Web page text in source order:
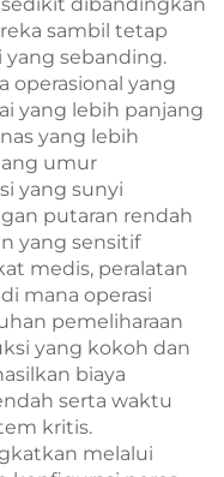
sambil tetap
sebanding.
operasional yang
yang lebih panjang
yang lebih
umur
yang sunyi
putaran rendah
yang sensitif
medis, peralatan
mana operasi
pemeliharaan
yang kokoh dan
biaya
serta waktu
kritis.
melalui